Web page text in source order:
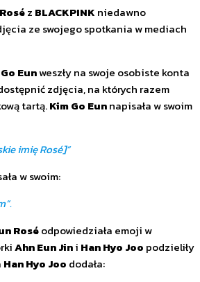
Roséz BLACKPINK niedawno
ze swojego spotkania w mediach
Eunweszły na swoje osobiste konta
zdjęcia, na których razem
tartą.Kim Go Eunnapisała w swoim
imię Rosé]”
w swoim:
Roséodpowiedziała emoji w
Ahn EunJini Han Hyo Joo podzieliły
Han Hyo Joo dodała: